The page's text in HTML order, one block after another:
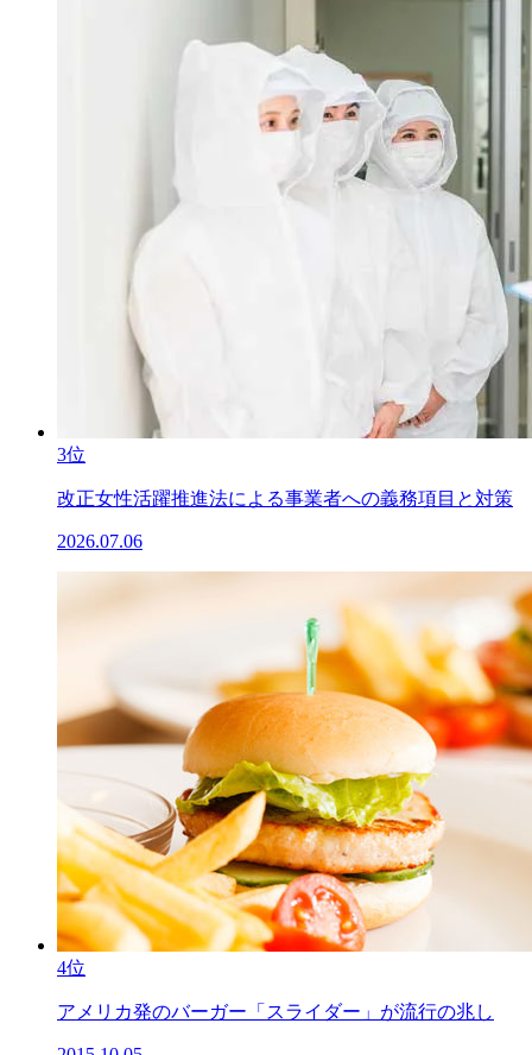
3位
改正女性活躍推進法による事業者への義務項目と対策
2026.07.06
4位
アメリカ発のバーガー「スライダー」が流行の兆し